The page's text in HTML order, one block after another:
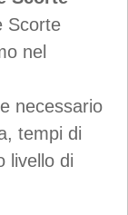
Scorte
nel
necessario
tempi di
livello di